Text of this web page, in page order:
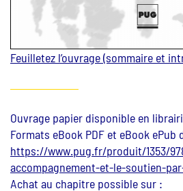
Feuilletez l’ouvrage (sommaire et
Ouvrage papier disponible en
Formats eBook PDF et eBook
https://www.pug.fr/produit/1353/
accompagnement-et-le-soutien-
Achat au chapitre possible sur :